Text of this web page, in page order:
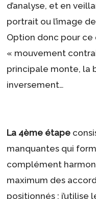
d’analyse, et en
portrait ou l’image
Option donc pour ce
« mouvement
principale monte, la
inversement…
La 4ème étape
manquantes qui
complément
maximum des
positionnés ; j’utilise